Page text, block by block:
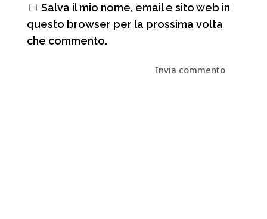
Salva il mio nome, email e sito web in
questo browser per la prossima volta
che commento.